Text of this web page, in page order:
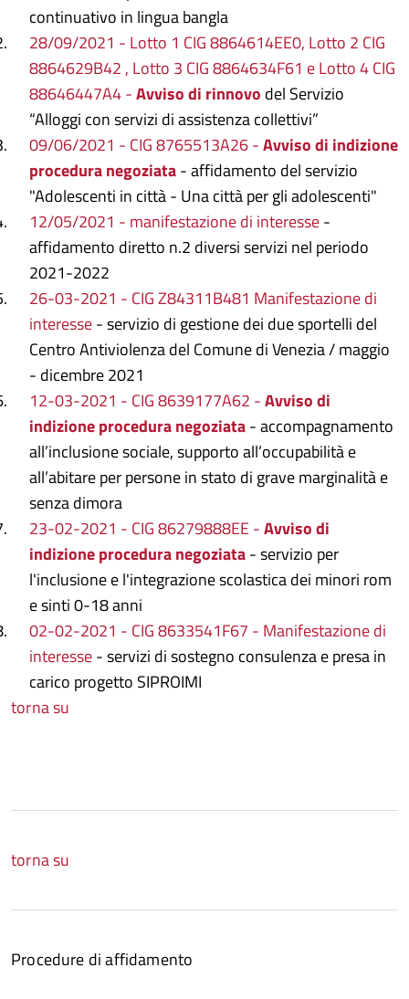
continuativo in lingua bangla
28/09/2021 - Lotto 1 CIG 8864614EE0, Lotto 2 CIG
8864629B42 , Lotto 3 CIG 8864634F61 e Lotto 4 CIG
88646447A4 -Avviso di rinnovo del Servizio
“Alloggi con servizi di assistenza collettivi”
09/06/2021 - CIG 8765513A26 -Avviso di indizione
procedura negoziata- affidamento del servizio
"Adolescenti in città - Una città per gli adolescenti"
12/05/2021 - manifestazione di interesse-
affidamento diretto n.2 diversi servizi nel periodo
2021-2022
26-03-2021 - CIG Z84311B481 Manifestazione di
interesse- servizio di gestione dei due sportelli del
Centro Antiviolenza del Comune di Venezia / maggio
- dicembre 2021
12-03-2021 - CIG 8639177A62 -Avviso di
indizione procedura negoziata- accompagnamento
all’inclusione sociale, supporto all’occupabilità e
all’abitare per persone in stato di grave marginalità e
senza dimora
23-02-2021 - CIG86279888EE -Avviso di
indizione procedura negoziata- servizio per
l'inclusione e l'integrazione scolastica dei minori rom
e sinti 0-18 anni
02-02-2021 - CIG 8633541F67 - Manifestazione di
interesse- servizi di sostegno consulenza e presa in
carico progetto SIPROIMI
torna su
torna su
Procedure di affidamento